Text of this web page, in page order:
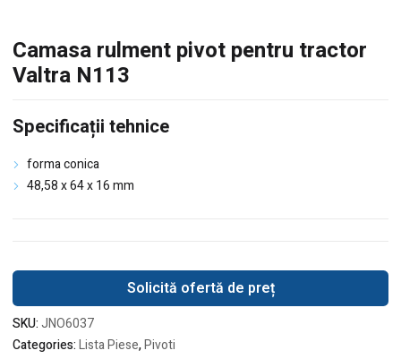
Camasa rulment pivot pentru tractor
Valtra N113
Specificații tehnice
forma conica
48,58 x 64 x 16 mm
Solicită ofertă de preț
SKU:JNO6037
Categories:Lista Piese,Pivoti